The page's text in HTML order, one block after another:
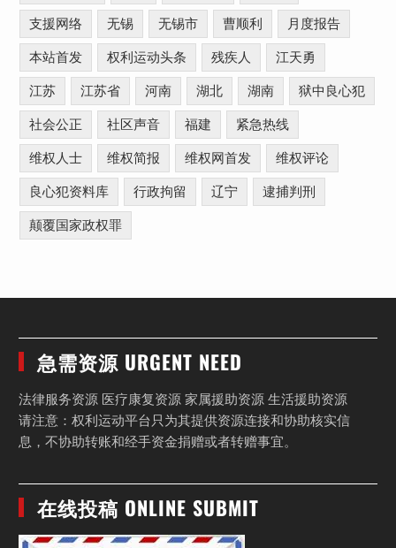
支援网络 无锡 无锡市 曹顺利 月度报告
本站首发 权利运动头条 残疾人 江天勇
江苏 江苏省 河南 湖北 湖南 狱中良心犯
社会公正 社区声音 福建 紧急热线
维权人士 维权简报 维权网首发 维权评论
良心犯资料库 行政拘留 辽宁 逮捕判刑
颠覆国家政权罪
急需资源 URGENT NEED
法律服务资源 医疗康复资源 家属援助资源 生活援助资源
请注意：权利运动平台只为其提供资源连接和协助核实信
息，不协助转账和经手资金捐赠或者转赠事宜。
在线投稿 ONLINE SUBMIT